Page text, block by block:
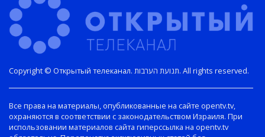
Copyright © Открытый телеканал. תנועת הערבות. All rights reserved.
Все права на материалы, опубликованные на сайте opentv.tv,
охраняются в соответствии с законодательством Израиля. При
использовании материалов сайта гиперссылка на opentv.tv